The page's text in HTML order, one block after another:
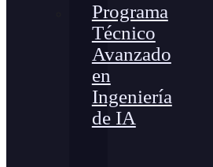
Programa
Técnico
Avanzado
en
Ingeniería
de IA